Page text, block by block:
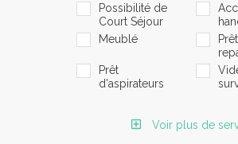
Possibilité de
Court Séjour
Meublé
Prêt
d'aspirateurs
Voir plus de